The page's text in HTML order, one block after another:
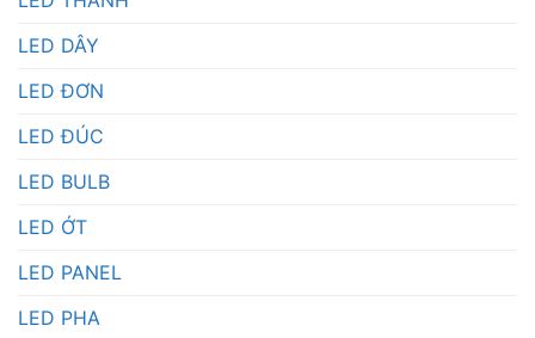
LED DÂY
LED ĐƠN
LED ĐÚC
LED BULB
LED ỚT
LED PANEL
LED PHA